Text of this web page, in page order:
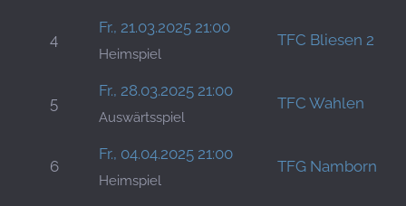
4
Fr., 21.03.2025 21:00
Heimspiel
TFC Bliesen 2
5
Fr., 28.03.2025 21:00
Auswärtsspiel
TFC Wahlen
6
Fr., 04.04.2025 21:00
Heimspiel
TFG Namborn